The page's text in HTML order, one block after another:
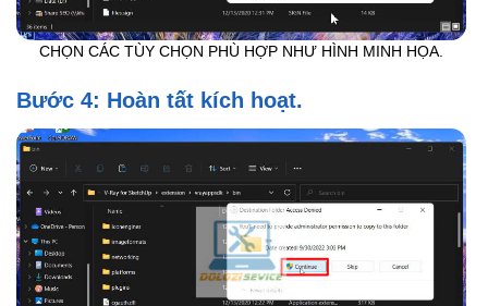
CHỌN CÁC TÙY CHỌN PHÙ HỢP NHƯ HÌNH MINH HỌA.
Bước 4: Hoàn tất kích hoạt.